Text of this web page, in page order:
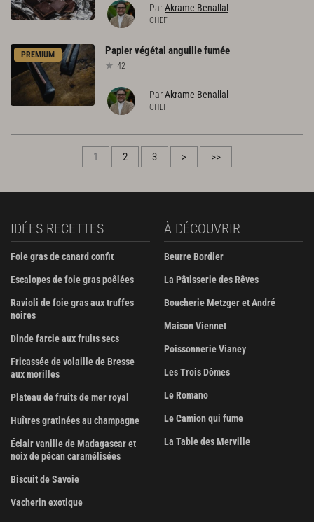
ParAkrame Benallal
CHEF
PREMIUM Papiervégétal anguillefumée
42
ParAkrame Benallal
CHEF
1 2 3 > >>
IDÉES RECETTES
Foie gras de canard confit
Escalopes de foie gras poêlées
Ravioli de foie gras aux truffes
noires
Dinde farcie aux fruits secs
Fricassée de volaille de Bresse
aux morilles
Plateau de fruits de mer royal
Huîtres gratinées au champagne
Éclair vanille de Madagascar et
noix de pécan caramélisées
Biscuit de Savoie
Vacherin exotique
À DÉCOUVRIR
Beurre Bordier
La Pâtisserie des Rêves
Boucherie Metzger et André
Maison Viennet
Poissonnerie Vianey
Les Trois Dômes
Le Romano
Le Camion qui fume
La Table des Merville